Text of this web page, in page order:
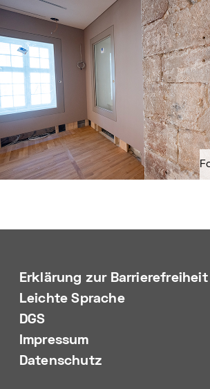
Erklärung zur Barrierefreiheit
Leichte Sprache
DGS
Impressum
Datenschutz